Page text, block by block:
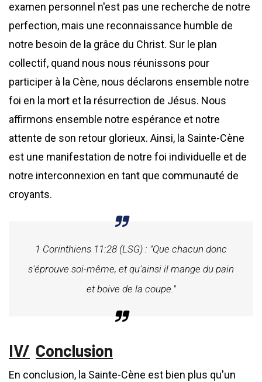
examen personnel n'est pas une recherche de notre
perfection, mais une reconnaissance humble de
notre besoin de la grâce du Christ. Sur le plan
collectif, quand nous nous réunissons pour
participer à la Cène, nous déclarons ensemble notre
foi en la mort et la résurrection de Jésus. Nous
affirmons ensemble notre espérance et notre
attente de son retour glorieux. Ainsi, la Sainte-Cène
est une manifestation de notre foi individuelle et de
notre interconnexion en tant que communauté de
croyants.
1 Corinthiens 11:28 (LSG) : "Que chacun donc
s'éprouve soi-même, et qu'ainsi il mange du pain
et boive de la coupe."
Conclusion
En conclusion, la Sainte-Cène est bien plus qu'un